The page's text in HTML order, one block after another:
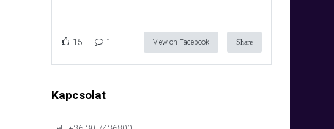
15 1 View on Facebook Share
Kapcsolat